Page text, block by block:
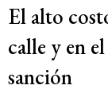
El alto
calle y en
sanción